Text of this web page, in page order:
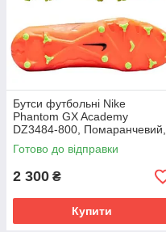
Бутси футбольні Nike
Phantom GX Academy
DZ3484-800, Помаранчевий,
Розмір (EU) - 39
Готово до відправки
2 300 ₴
Купити